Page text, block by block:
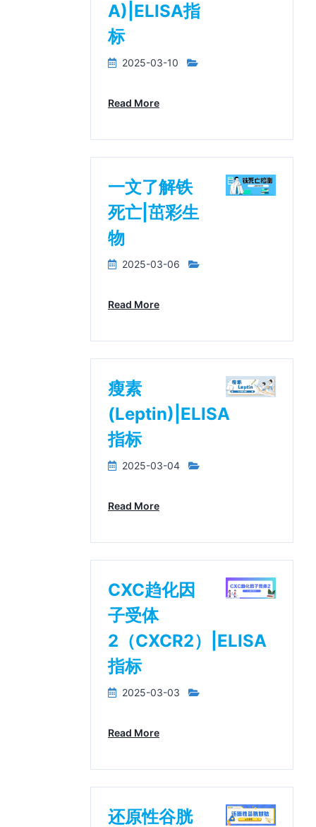
A)|ELISA指
标
2025-03-10
Read More
一文了解铁
死亡|茁彩生
物
2025-03-06
Read More
瘦素
(Leptin)|ELISA
指标
2025-03-04
Read More
CXC趋化因
子受体
2（CXCR2）|ELISA
指标
2025-03-03
Read More
还原性谷胱